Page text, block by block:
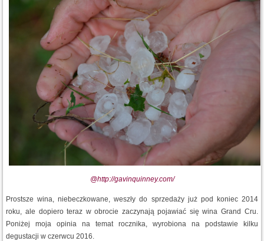
@http://gavinquinney.com/
Prostsze wina, niebeczkowane, weszły do sprzedaży już pod koniec 2014
roku, ale dopiero teraz w obrocie zaczynają pojawiać się wina Grand Cru.
Poniżej moja opinia na temat rocznika, wyrobiona na podstawie kilku
degustacji w czerwcu 2016.